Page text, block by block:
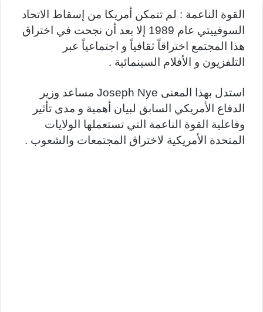
القوة الناعمة : لم تتمكن أمريكا من إسقاط الاتحاد
السوفييتي عام 1989 إلا بعد أن نجحت في اختراق
هذا المجتمع اختراقاً ثقافياً و اجتماعياً عبر
التلفزيون و الأفلام السينمائية .
استدل بهذا المعنى Joseph Nye مساعد وزير
الدفاع الأمريكي السابق لبيان أهمية و مدى تأثير
وفاعلية القوة الناعمة التي تستعملها الولايات
المتحدة الأمريكية لاختراق المجتمعات والشعوب .